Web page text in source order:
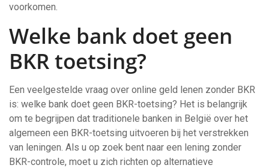
voorkomen.
Welke bank doet geen
BKR toetsing?
Een veelgestelde vraag over online geld lenen zonder BKR
is: welke bank doet geen BKR-toetsing? Het is belangrijk
om te begrijpen dat traditionele banken in België over het
algemeen een BKR-toetsing uitvoeren bij het verstrekken
van leningen. Als u op zoek bent naar een lening zonder
BKR-controle, moet u zich richten op alternatieve